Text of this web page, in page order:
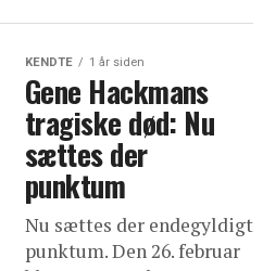
KENDTE 1 år siden
Gene Hackmans
tragiske død: Nu
sættes der
punktum
Nu sættes der endegyldigt
punktum. Den 26. februar